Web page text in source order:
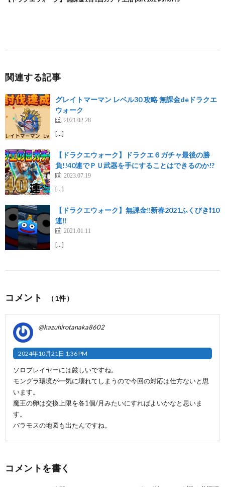
関連する記事
グレイトマーマン レベル30 攻略 無課金deドラクエ
ウォーク
2021.02.28
[…]
【ドラクエウォーク】ドラクエ６ガチャ最後の勝
負!!40連でＰＵ武器を手にすることはできるのか!?
2023.07.19
[…]
【ドラクエウォーク】無課金‼️新春2021ふくびき❗10
連‼️
2021.01.11
[…]
コメント （1件）
@kazuhirotanaka8602
2024年10月21日 1:36 PM
ソロプレイヤーには厳しいですね。
モングラ環境が一気に壊れてしまうので今回の対応は仕方ないと思
います。
魔王の卵は交換上限を各1個/月みたいにすればよいかなと思いま
す。
バラモスの地図も出たんですね。
コメントを書く